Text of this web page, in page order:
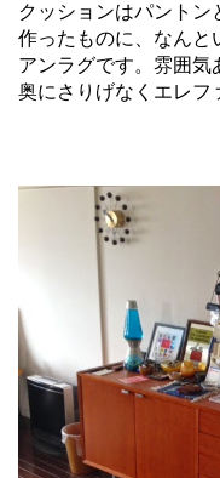
クッションはパントン
作ったものに、なんと
アンラグです。雰囲気
奥にさりげなくエレフ